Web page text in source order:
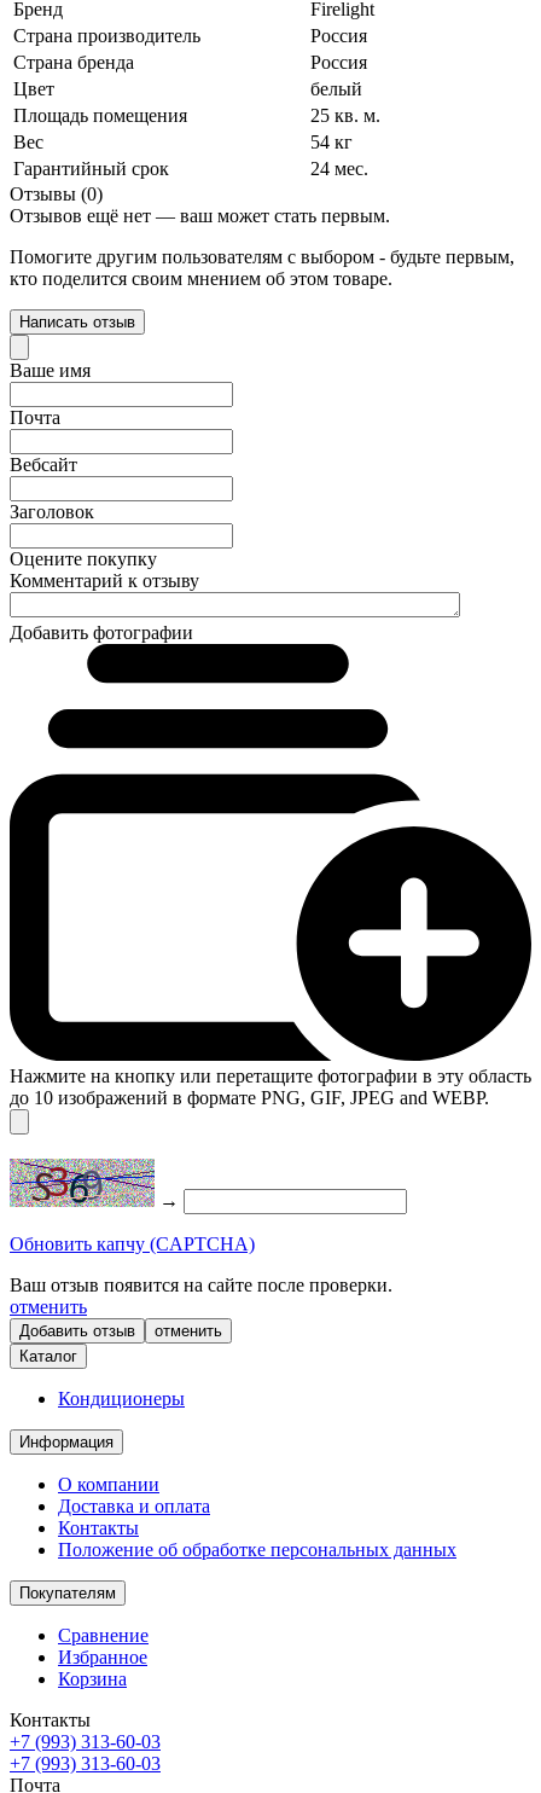
Бренд
Firelight
Страна производитель
Россия
Страна бренда
Россия
Цвет
белый
Площадь помещения
25 кв. м.
Вес
54 кг
Гарантийный срок
24 мес.
Отзывы (0)
Отзывов ещё нет — ваш может стать первым.
Помогите другим пользователям с выбором - будьте первым,
кто поделится своим мнением об этом товаре.
Написать отзыв
Ваше имя
Почта
Вебсайт
Заголовок
Оцените покупку
Комментарий к отзыву
Добавить фотографии
Нажмите на кнопку или перетащите фотографии в эту область
до 10 изображений в формате PNG, GIF, JPEG and WEBP.
→
Обновить капчу (CAPTCHA)
Ваш отзыв появится на сайте после проверки.
отменить
отменить
Каталог
Кондиционеры
Информация
О компании
Доставка и оплата
Контакты
Положение об обработке персональных данных
Покупателям
Сравнение
Избранное
Корзина
Контакты
+7 (993) 313-60-03
+7 (993) 313-60-03
Почта